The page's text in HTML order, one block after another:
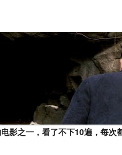
电影之一，看了不下10遍，每次